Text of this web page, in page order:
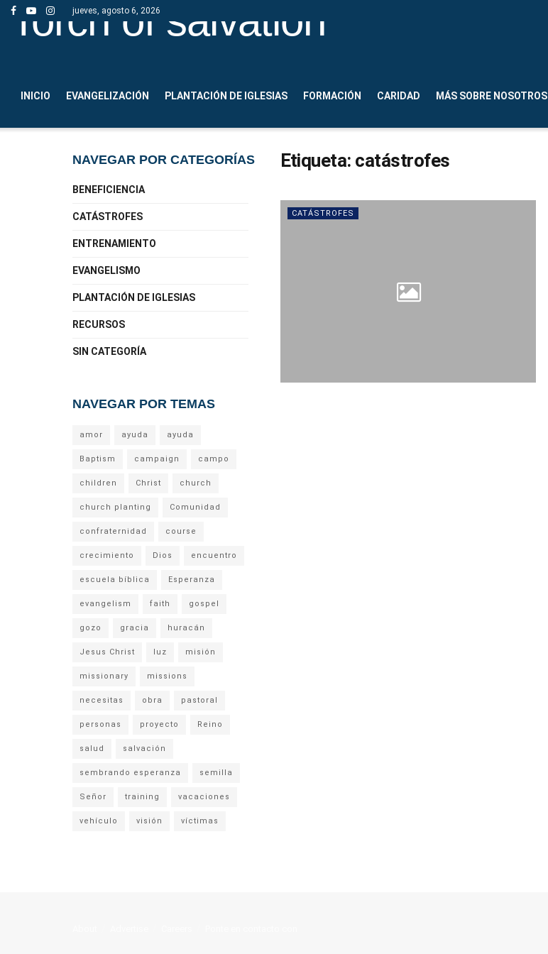
jueves, agosto 6, 2026
Torch of salvation
INICIO EVANGELIZACIÓN PLANTACIÓN DE IGLESIAS FORMACIÓN CARIDAD MÁS SOBRE NOSOTROS
Etiqueta: catástrofes
CATÁSTROFES
NAVEGAR POR CATEGORÍAS
BENEFICIENCIA
CATÁSTROFES
ENTRENAMIENTO
EVANGELISMO
PLANTACIÓN DE IGLESIAS
RECURSOS
SIN CATEGORÍA
NAVEGAR POR TEMAS
amor ayuda ayuda
Baptism campaign campo
children Christ church
church planting Comunidad
confraternidad course
crecimiento Dios encuentro
escuela bíblica Esperanza
evangelism faith gospel
gozo gracia huracán
Jesus Christ luz misión
missionary missions
necesitas obra pastoral
personas proyecto Reino
salud salvación
sembrando esperanza semilla
Señor training vacaciones
vehículo visión víctimas